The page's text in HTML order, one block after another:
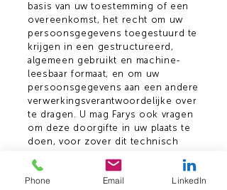
basis van uw toestemming of een
overeenkomst, het recht om uw
persoonsgegevens toegestuurd te
krijgen in een gestructureerd,
algemeen gebruikt en machine-
leesbaar formaat, en om uw
persoonsgegevens aan een andere
verwerkingsverantwoordelijke over
te dragen. U mag Farys ook vragen
om deze doorgifte in uw plaats te
doen, voor zover dit technisch
Recht op bezwaar: U heeft het
Phone Email LinkedIn